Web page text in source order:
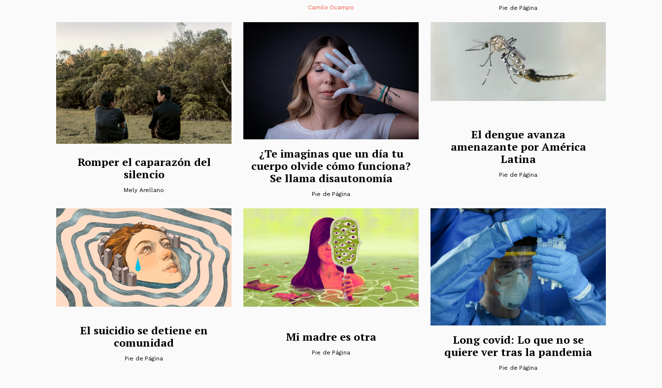
Camilo Ocampo Pie de Página
Romper el caparazón del
silencio
Mely Arellano
¿Te imaginas que un día tu
cuerpo olvide cómo funciona?
Se llama disautonomía
Pie de Página
El dengue avanza
amenazante por América
Latina
Pie de Página
El suicidio se detiene en
comunidad
Pie de Página
Mi madre es otra
Pie de Página
Long covid: Lo que no se
quiere ver tras la pandemia
Pie de Página